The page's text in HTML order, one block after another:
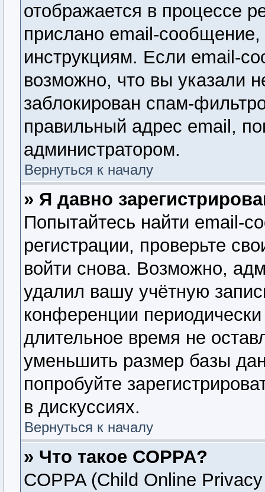
отображается в процессе
прислано email-
инструкциям. Если email-
возможно, что вы указали
заблокирован спам-
правильный адрес email,
администратором.
Вернуться к началу
» Я давно
Попытайтесь найти email-
регистрации, проверьте
войти снова. Возможно,
удалил вашу учётную
конференции
длительное время не
уменьшить размер базы
попробуйте
в дискуссиях.
Вернуться к началу
» Что такое COPPA?
COPPA (Child Online